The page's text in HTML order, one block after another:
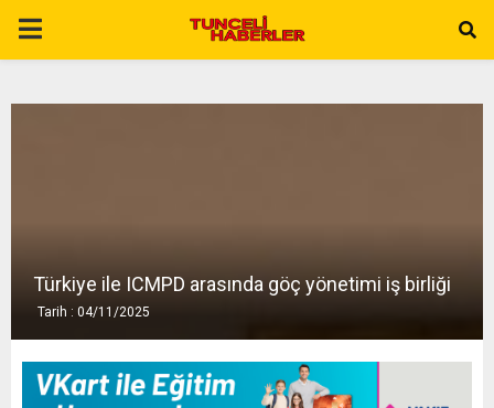
P
Türkiye ile ICMPD arasında göç yönetimi iş birliği
Tarih : 04/11/2025